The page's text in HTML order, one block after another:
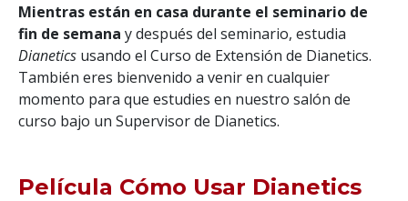
Mientras están en casa durante el seminario de
fin de semana y después del seminario, estudia
Dianetics usando el Curso de Extensión de Dianetics.
También eres bienvenido a venir en cualquier
momento para que estudies en nuestro salón de
curso bajo un Supervisor de Dianetics.
Película Cómo Usar Dianetics